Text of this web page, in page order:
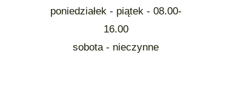
poniedziałek - piątek - 08.00-
16.00
sobota - nieczynne